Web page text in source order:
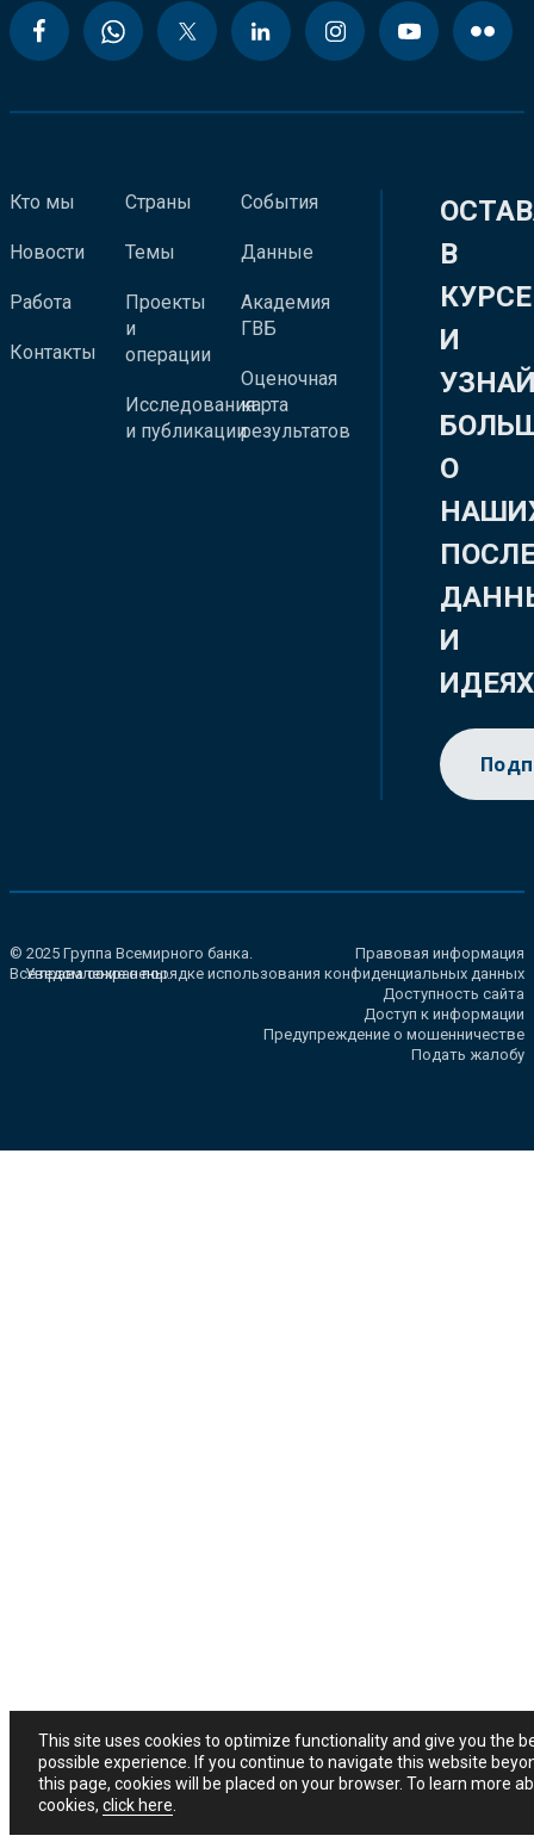
Кто мы
Новости
Работа
Контакты
Страны
Темы
Проекты
и
операции
Исследования
и публикации
События
Данные
Академия
ГВБ
Оценочная
карта
результатов
В
КУРСЕ
И
О
И
ИДЕЯХ
© 2025 Группа Всемирного банка.
Все права сохранены.
Правовая информация
Уведомление о порядке использования конфиденциальных данных
Доступность сайта
Доступ к информации
Предупреждение о мошенничестве
Подать жалобу
This site uses cookies to optimize functionality and give you the
possible experience. If you continue to navigate this website
this page, cookies will be placed on your browser. To learn more
cookies, click here